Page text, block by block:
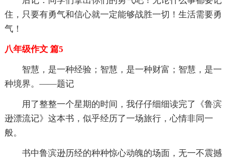
住，只要有勇气和信心就一定能够战胜一切！生活需要勇
气！
八年级作文 篇5
智慧，是一种经验；智慧，是一种财富；智慧，是一
种境界。——题记
用了整整一个星期的时间，我仔仔细细读完了《鲁滨
逊漂流记》这本书，似乎经历了一场旅行，心情非同一
般。
书中鲁滨逊历经的种种惊心动魄的场面，无一不震撼